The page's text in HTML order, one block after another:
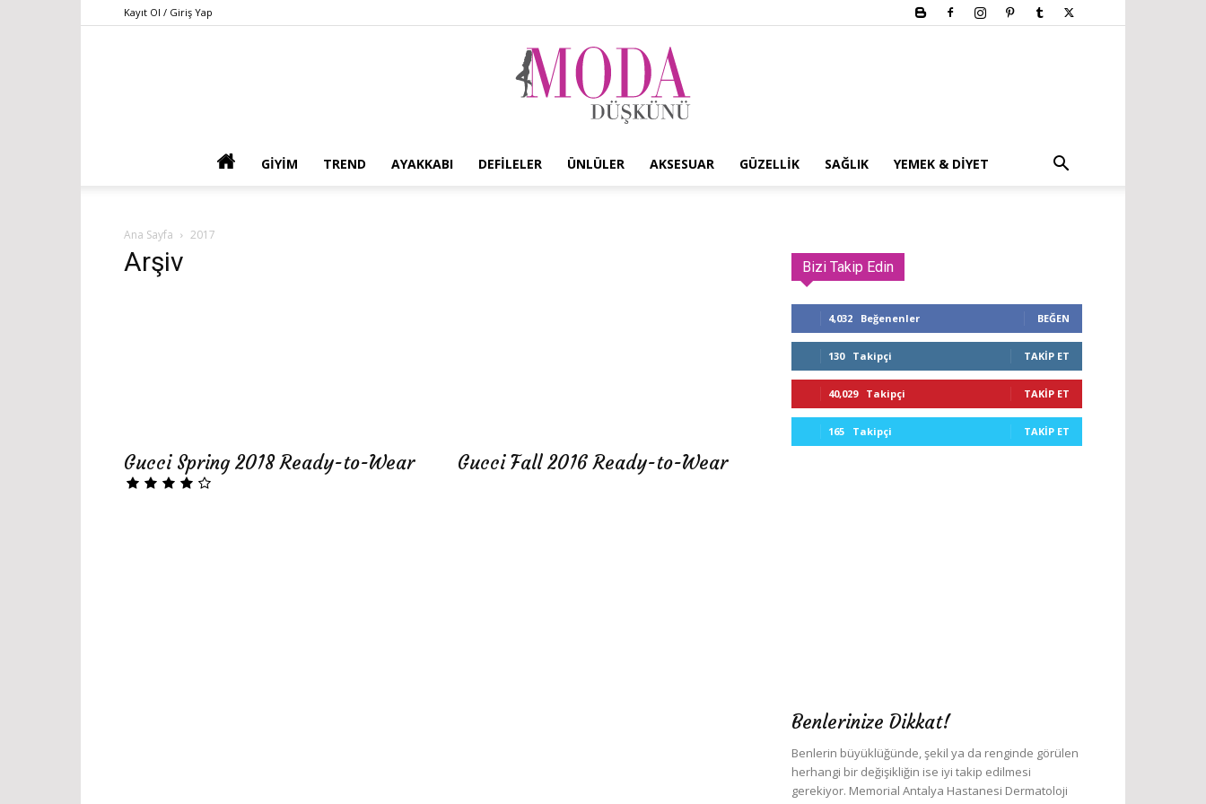
Kayıt Ol / Giriş Yap
GIYIM TREND AYAKKABI DEFILELER ÜNLÜLER AKSESUAR GÜZELLIK SAĞLIK YEMEK & DIYET
Ana Sayfa 2017
Arşiv
Gucci Spring 2018 Ready-to-Wear Gucci Fall 2016 Ready-to-Wear
Bizi Takip Edin
4,032 Beğenenler BEĞEN
130 Takipçi TAKIP ET
40,029 Takipçi TAKIP ET
165 Takipçi TAKIP ET
Benlerinize Dikkat!
Benlerin büyüklüğünde, şekil ya da renginde görülen
herhangi bir değişikliğin ise iyi takip edilmesi
gerekiyor. Memorial Antalya Hastanesi Dermatoloji